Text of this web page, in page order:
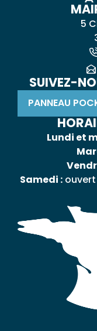
5
SUIVEZ-
PANNEAU
Lundi et
Samedi :